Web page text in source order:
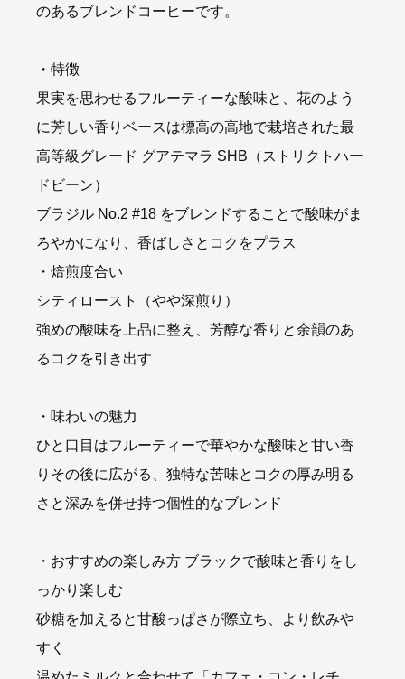
のあるブレンドコーヒーです。
・特徴
果実を思わせるフルーティーな酸味と、花のよう
に芳しい香りベースは標高の高地で栽培された最
高等級グレード グアテマラ SHB（ストリクトハー
ドビーン）
ブラジル No.2 #18 をブレンドすることで酸味がま
ろやかになり、香ばしさとコクをプラス
・焙煎度合い
シティロースト（やや深煎り）
強めの酸味を上品に整え、芳醇な香りと余韻のあ
るコクを引き出す
・味わいの魅力
ひと口目はフルーティーで華やかな酸味と甘い香
りその後に広がる、独特な苦味とコクの厚み明る
さと深みを併せ持つ個性的なブレンド
・おすすめの楽しみ方 ブラックで酸味と香りをし
っかり楽しむ
砂糖を加えると甘酸っぱさが際立ち、より飲みや
すく